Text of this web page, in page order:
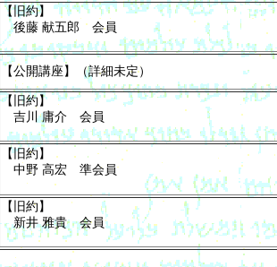
【旧約】
後藤 献五郎 会員
【公開講座】（詳細未定）
【旧約】
吉川 庸介 会員
【旧約】
中野 高宏 準会員
【旧約】
新井 雅貴 会員